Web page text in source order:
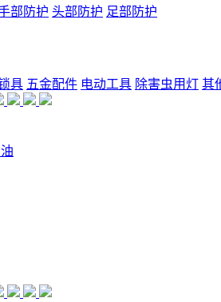
部防护 头部防护 足部防护
具 五金配件 电动工具 除害虫用灯 其